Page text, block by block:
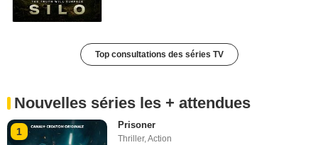
Top consultations des séries TV
Nouvelles séries les + attendues
1
Prisoner
Thriller,Action